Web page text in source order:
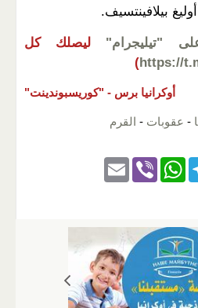
بيلافينتسيف.
"تيليجرام"
ليصلك كل
https://
)
أوكرانيا برس - "كوريسبوندينت"
- عقوبات - القرم
T
gr
a
m
W
s
A
p
Vi